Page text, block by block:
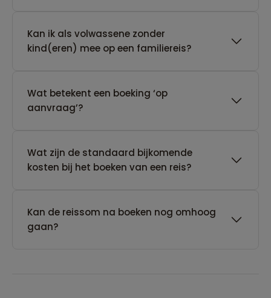
Kan ik als volwassene zonder
kind(eren) mee op een familiereis?
Wat betekent een boeking ‘op
aanvraag’?
Wat zijn de standaard bijkomende
kosten bij het boeken van een reis?
Kan de reissom na boeken nog omhoog
gaan?